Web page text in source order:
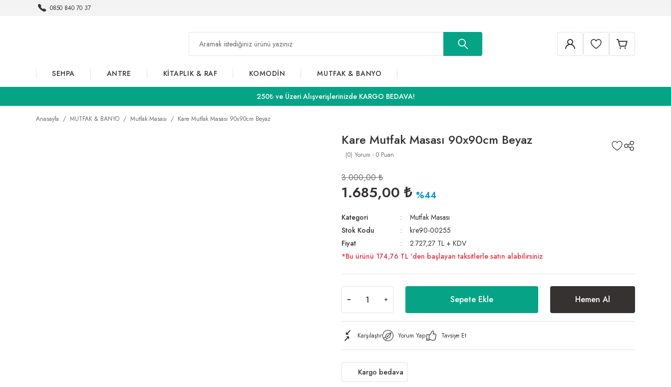
0850 840 70 37
SEHPA ANTRE KİTAPLIK & RAF KOMODİN MUTFAK & BANYO
250₺ ve Üzeri Alışverişlerinizde KARGO BEDAVA!
Anasayfa MUTFAK & BANYO Mutfak Masası Kare Mutfak Masası 90x90cm Beyaz
Kare Mutfak Masası 90x90cm Beyaz
(0) Yorum - 0 Puan
3.000,00 ₺
1.685,00 ₺ %44
Kategori
Mutfak Masası
Stok Kodu
kre90-00255
Fiyat
2.727,27 TL + KDV
*Bu ürünü 174,76 TL 'den başlayan taksitlerle satın alabilirsiniz
Sepete Ekle Hemen Al
Karşılaştır Yorum Yap Tavsiye Et
Kargo bedava